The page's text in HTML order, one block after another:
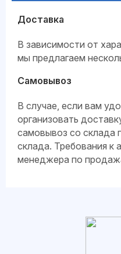
Доставка
В зависимости от
мы предлагаем
Самовывоз
В случае, если вам
организовать
самовывоз со склада
склада. Требования к
менеджера по